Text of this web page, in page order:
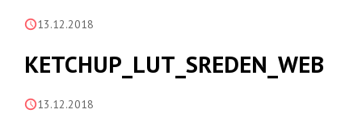
13.12.2018
KETCHUP_LUT_SREDEN_WEB
13.12.2018